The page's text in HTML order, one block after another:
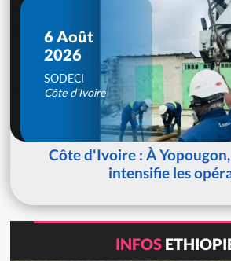
6 Août
2026
SODECI
Côte d'Ivoire
Côte d'Ivoire : À
intensifie les
INFOS